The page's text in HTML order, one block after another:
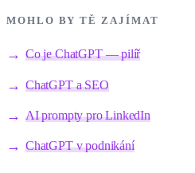
MOHLO BY TĚ ZAJÍMAT
Co je ChatGPT — pilíř
ChatGPT a SEO
AI prompty pro LinkedIn
ChatGPT v podnikání